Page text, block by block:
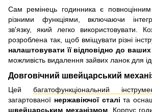
Сам ремінець годинника є
різними функціями, включаючи
зв'язку, який легко використовувати.
розроблена так, щоб вміщувати різні
налаштовувати її відповідно до
можливість видалення зайвих ланок для
Довговічний швейцарський
Цей багатофункціональний
загартованої нержавіючої сталіта
швейцарським механізмом. Корпус